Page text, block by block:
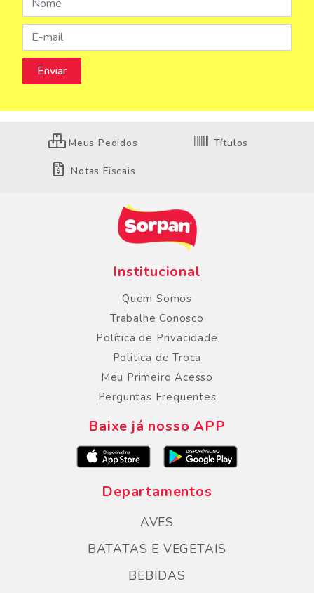
Meus Pedidos Títulos
Notas Fiscais
Institucional
Quem Somos
Trabalhe Conosco
Política de Privacidade
Politica de Troca
Meu Primeiro Acesso
Perguntas Frequentes
Baixe já nosso APP
Departamentos
AVES
BATATAS E VEGETAIS
BEBIDAS